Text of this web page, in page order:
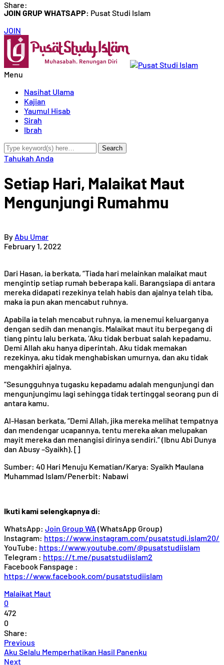
JOIN GRUP WHATSAPP: Pusat Studi Islam
JOIN
Menu
Nasihat Ulama
Kajian
Yaumul Hisab
Sirah
Ibrah
Tahukah Anda
Setiap Hari, Malaikat Maut
Mengunjungi Rumahmu
By Abu Umar
February 1, 2022
Dari Hasan, ia berkata, “Tiada hari melainkan malaikat maut
mengintip setiap rumah beberapa kali. Barangsiapa di antara
mereka didapati rezekinya telah habis dan ajalnya telah tiba,
maka ia pun akan mencabut ruhnya.
Apabila ia telah mencabut ruhnya, ia menemui keluarganya
dengan sedih dan menangis. Malaikat maut itu berpegang di
tiang pintu lalu berkata, ‘Aku tidak berbuat salah kepadamu.
Demi Allah aku hanya diperintah. Aku tidak memakan
rezekinya, aku tidak menghabiskan umurnya, dan aku tidak
mengakhiri ajalnya.
“Sesungguhnya tugasku kepadamu adalah mengunjungi dan
mengunjungimu lagi sehingga tidak tertinggal seorang pun di
antara kamu.
Al-Hasan berkata, “Demi Allah, jika mereka melihat tempatnya
dan mendengar ucapannya, tentu mereka akan melupakan
mayit mereka dan menangisi dirinya sendiri.” (Ibnu Abi Dunya
dan Abusy –Syaikh). []
Sumber: 40 Hari Menuju Kematian/Karya: Syaikh Maulana
Muhammad Islam/Penerbit: Nabawi
Ikuti kami selengkapnya di:
WhatsApp: Join Group WA(WhatsApp Group)
Instagram: https://www.instagram.com/pusatstudi.islam20/
YouTube: https://www.youtube.com/@pusatstudiislam
Telegram : https://t.me/pusatstudiislam2
Facebook Fanspage :
https://www.facebook.com/pusatstudiislam
Share:
Malaikat Maut
0
472
0
Share:
Previous
Aku Selalu Memperhatikan Hasil Panenku
Next